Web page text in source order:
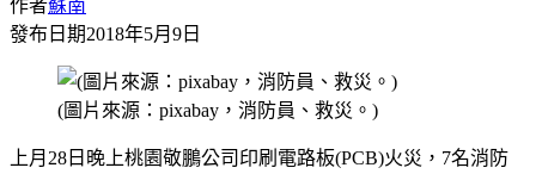
作者蘇南
發布日期2018年5月9日
(圖片來源：pixabay，消防員、救災。)
上月28日晚上桃園敬鵬公司印刷電路板(PCB)火災，7名消防